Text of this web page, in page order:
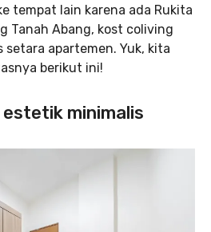
tempat lain karena ada Rukita
Tanah Abang, kost coliving
apartemen. Yuk, kita
berikut ini!
estetik minimalis